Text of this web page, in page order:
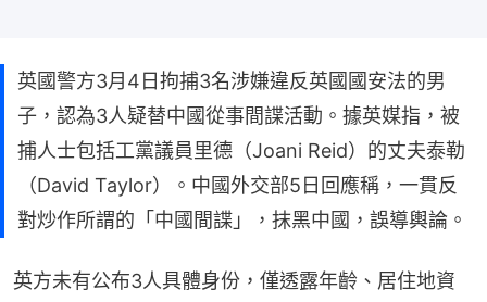
英國警方3月4日拘捕3名涉嫌違反英國國安法的男
子，認為3人疑替中國從事間諜活動。據英媒指，被
捕人士包括工黨議員里德（Joani Reid）的丈夫泰勒
（David Taylor）。中國外交部5日回應稱，一貫反
對炒作所謂的「中國間諜」，抹黑中國，誤導輿論。
英方未有公布3人具體身份，僅透露年齡、居住地資